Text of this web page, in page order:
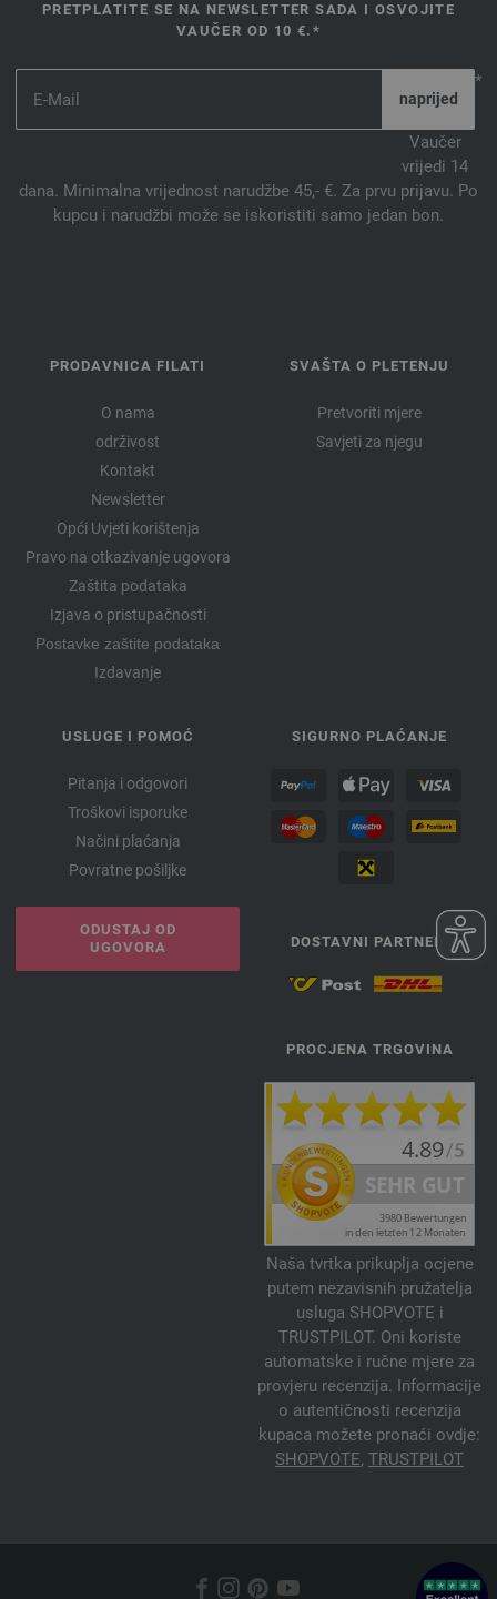
PRETPLATITE SE NA NEWSLETTER SADA I OSVOJITE
VAUČER OD 10 €.*
*
Vaučer
vrijedi 14
dana. Minimalna vrijednost narudžbe 45,- €. Za prvu prijavu. Po
kupcu i narudžbi može se iskoristiti samo jedan bon.
PRODAVNICA FILATI
O nama
održivost
Kontakt
Newsletter
Opći Uvjeti korištenja
Pravo na otkazivanje ugovora
Zaštita podataka
Izjava o pristupačnosti
Postavke zaštite podataka
Izdavanje
SVAŠTA O PLETENJU
Pretvoriti mjere
Savjeti za njegu
USLUGE I POMOĆ
Pitanja i odgovori
Troškovi isporuke
Načini plaćanja
Povratne pošiljke
ODUSTAJ OD
UGOVORA
SIGURNO PLAĆANJE
DOSTAVNI PARTNERI
PROCJENA TRGOVINA
Naša tvrtka prikuplja ocjene
putem nezavisnih pružatelja
usluga SHOPVOTE i
TRUSTPILOT. Oni koriste
automatske i ručne mjere za
provjeru recenzija. Informacije
o autentičnosti recenzija
kupaca možete pronaći ovdje:
SHOPVOTE, TRUSTPILOT